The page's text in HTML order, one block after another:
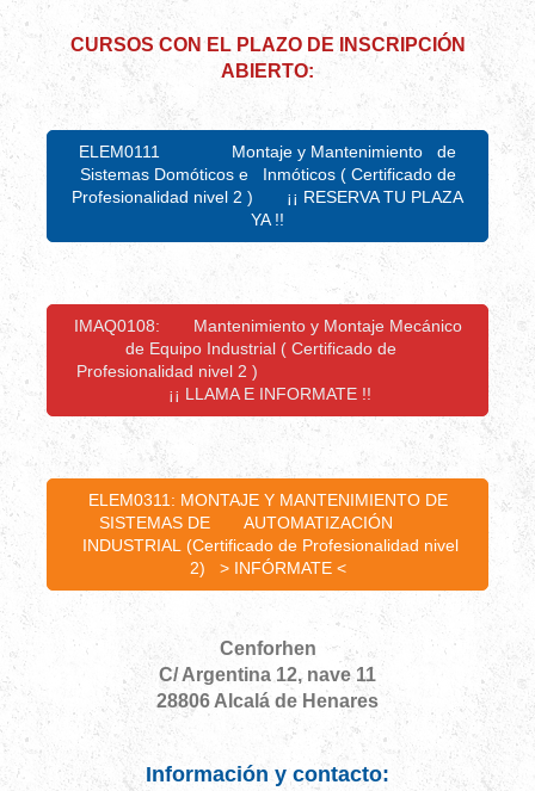
CURSOS CON EL PLAZO DE INSCRIPCIÓN
ABIERTO:
ELEM0111 Montaje y Mantenimiento de
Sistemas Domóticos e Inmóticos ( Certificado de
Profesionalidad nivel 2 ) ¡¡ RESERVA TU PLAZA
YA !!
IMAQ0108: Mantenimiento y Montaje Mecánico
de Equipo Industrial ( Certificado de
Profesionalidad nivel 2 )
¡¡ LLAMA E INFORMATE !!
ELEM0311: MONTAJE Y MANTENIMIENTO DE
SISTEMAS DE AUTOMATIZACIÓN
INDUSTRIAL (Certificado de Profesionalidad nivel
2) > INFÓRMATE <
Cenforhen
C/ Argentina 12, nave 11
28806 Alcalá de Henares
Información y contacto: